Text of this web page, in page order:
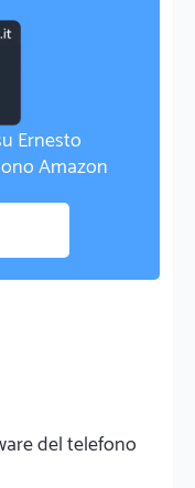
Ernesto
Amazon
del telefono